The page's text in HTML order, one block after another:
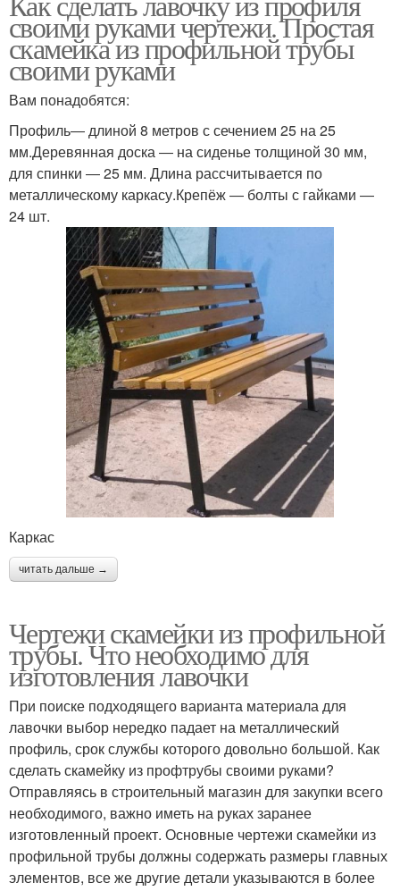
своими руками чертежи. Простая
скамейка из профильной трубы
своими руками
Вам понадобятся:
Профиль― длиной 8 метров с сечением 25 на 25
мм.Деревянная доска ― на сиденье толщиной 30 мм,
для спинки ― 25 мм. Длина рассчитывается по
металлическому каркасу.Крепёж ― болты с гайками ―
24 шт.
Каркас
читать дальше →
Чертежи скамейки из профильной
трубы. Что необходимо для
изготовления лавочки
При поиске подходящего варианта материала для
лавочки выбор нередко падает на металлический
профиль, срок службы которого довольно большой. Как
сделать скамейку из профтрубы своими руками?
Отправляясь в строительный магазин для закупки всего
необходимого, важно иметь на руках заранее
изготовленный проект. Основные чертежи скамейки из
профильной трубы должны содержать размеры главных
элементов, все же другие детали указываются в более